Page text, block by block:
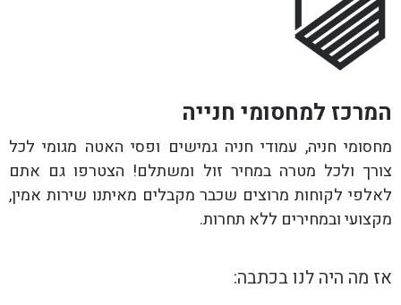
המרכז למחסומי חנייה
מחסומי חניה, עמודי חניה גמישים ופסי האטה מגומי לכל
צורך ולכל מטרה במחיר זול ומשתלם! הצטרפו גם אתם
לאלפי לקוחות מרוצים שכבר מקבלים מאיתנו שירות אמין,
מקצועי ובמחירים ללא תחרות.
אז מה היה לנו בכתבה: